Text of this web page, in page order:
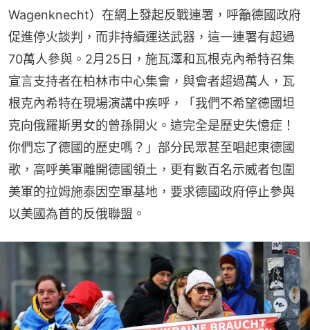
Wagenknecht）在網上發起反戰連署，呼籲德國政府
促進停火談判，而非持續運送武器，這一連署有超過
70萬人參與。2月25日，施瓦澤和瓦根克內希特召集
宣言支持者在柏林市中心集會，與會者超過萬人，瓦
根克內希特在現場演講中疾呼，「我們不希望德國坦
克向俄羅斯男女的曾孫開火。這完全是歷史失憶症！
你們忘了德國的歷史嗎？」部分民眾甚至唱起東德國
歌，高呼美軍離開德國領土，更有數百名示威者包圍
美軍的拉姆施泰因空軍基地，要求德國政府停止參與
以美國為首的反俄聯盟。